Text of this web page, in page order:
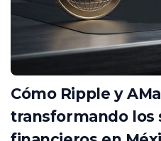
Cómo Ripple y
transformando los